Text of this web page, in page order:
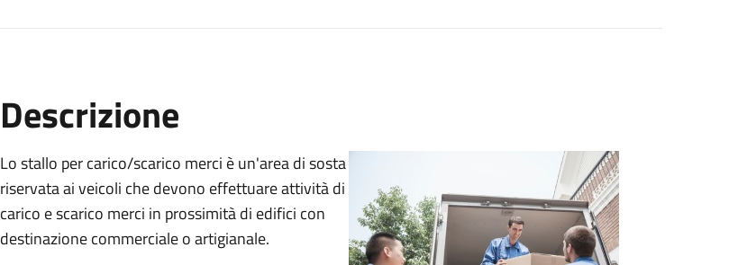
Descrizione
Lo stallo per carico/scarico merci è un'area di sosta
riservata ai veicoli che devono effettuare attività di
carico e scarico merci in prossimità di edifici con
destinazione commerciale o artigianale.